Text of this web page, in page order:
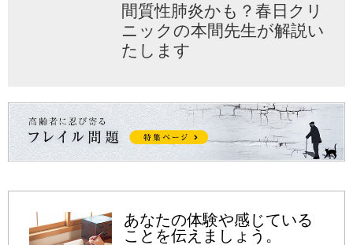
間質性肺炎かも？春日クリ
ニックの本間先生が解説い
たします
あなたの体験や感じている
ことを伝えましょう。